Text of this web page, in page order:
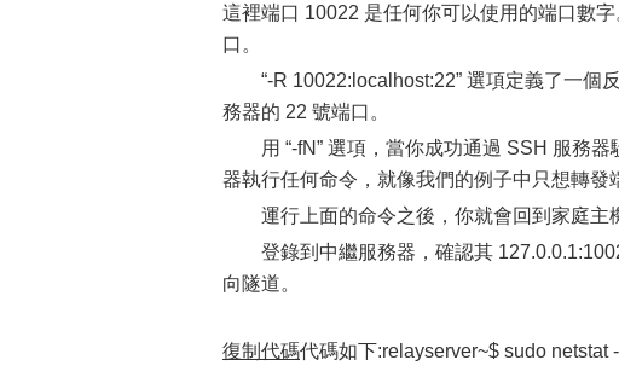
這裡端口 10022 是任何你可以使用的端口數
口。
“-R 10022:localhost:22” 選項定義了一個
務器的 22 號端口。
用 “-fN” 選項，當你成功通過 SSH 服務
器執行任何命令，就像我們的例子中只想轉發
運行上面的命令之後，你就會回到家庭主
登錄到中繼服務器，確認其
向隧道。
復制代碼代碼如下:relayserver~$ sudo netstat